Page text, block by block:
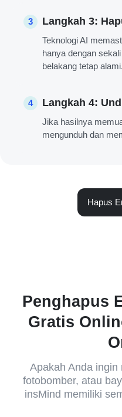
3 Langkah 3:
Teknologi AI
hanya dengan
belakang tetap alami.
4 Langkah 4:
Jika hasilnya
mengunduh dan
Hapus
Penghapus
Gratis
Apakah Anda ingin
fotobomber, atau
insMind memiliki